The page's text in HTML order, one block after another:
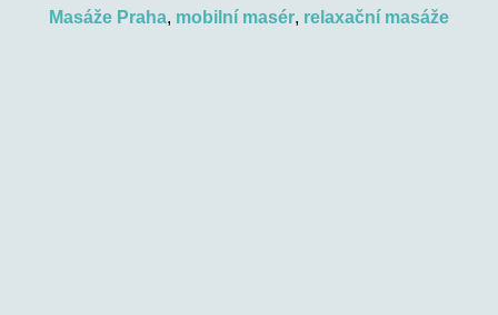
Masáže Praha, mobilní masér, relaxační masáže